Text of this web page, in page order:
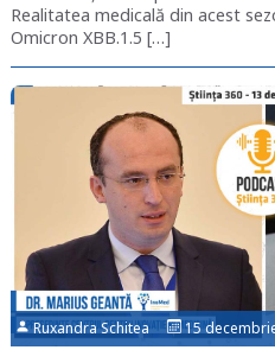
Realitatea medicală din acest
Omicron XBB.1.5 […]
Ruxandra Schitea 15